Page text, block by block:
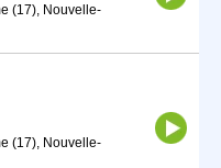
(17), Nouvelle-
(17), Nouvelle-